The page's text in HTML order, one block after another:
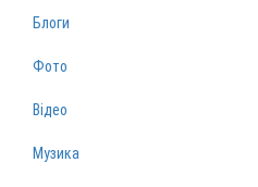
Блоги
Фото
Відео
Музика